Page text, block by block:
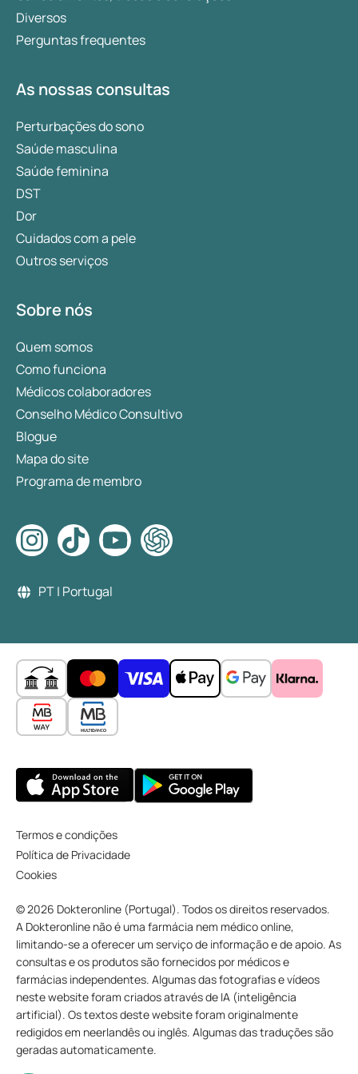
momento.
Diversos
Perguntas frequentes
As nossas consultas
Perturbações do sono
Saúde masculina
Saúde feminina
DST
Dor
Cuidados com a pele
Outros serviços
Sobre nós
Quem somos
Como funciona
Médicos colaboradores
Conselho Médico Consultivo
Blogue
Mapa do site
Programa de membro
PT | Portugal
Termos e condições
Política de Privacidade
Cookies
© 2026 Dokteronline (Portugal). Todos os direitos reservados.
A Dokteronline não é uma farmácia nem médico online,
limitando-se a oferecer um serviço de informação e de apoio. As
consultas e os produtos são fornecidos por médicos e
farmácias independentes. Algumas das fotografias e vídeos
neste website foram criados através de IA (inteligência
artificial). Os textos deste website foram originalmente
redigidos em neerlandês ou inglês. Algumas das traduções são
geradas automaticamente.